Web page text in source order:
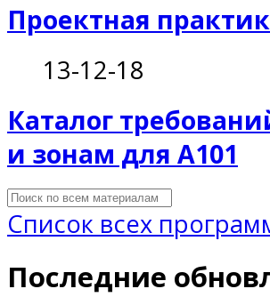
Проектная
13-12-18
Каталог
и зонам для А101
Список всех
Последние